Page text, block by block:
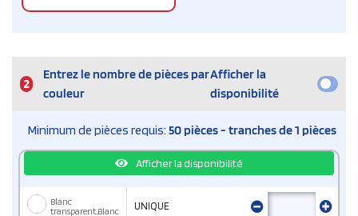
2
Entrez le nombre de pièces par
couleur
Afficher la
disponibilité
Minimum de pièces requis: 50 pièces - tranches de 1 pièces
Afficher la disponibilité
Blanc
transparent,Blanc
UNIQUE